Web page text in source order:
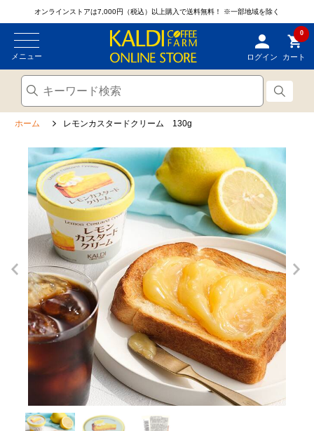
オンラインストアは7,000円（税込）以上購入で送料無料！ ※一部地域を除く
メニュー ログイン
0
カート
ホーム レモンカスタードクリーム 130g